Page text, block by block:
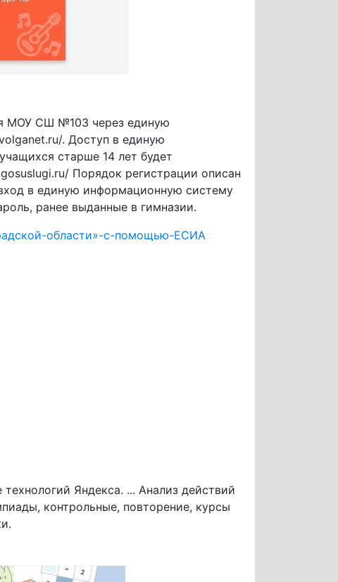
МОУ СШ №103 через единую
. Доступ в единую
старше 14 лет будет
Порядок регистрации описан
в единую информационную систему
ранее выданные в гимназии.
области»-с-помощью-ЕСИА
Яндекса. ... Анализ действий
контрольные, повторение, курсы